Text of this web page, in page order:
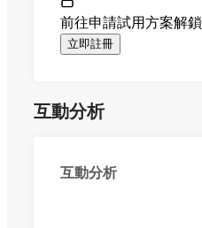
前往申請試用方案解鎖
立即註冊
互動分析
互動分析